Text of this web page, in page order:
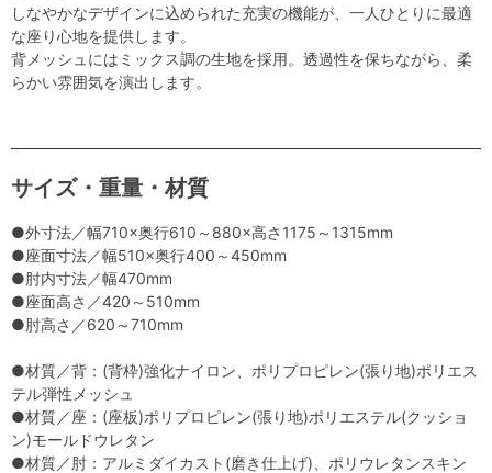
しなやかなデザインに込められた充実の機能が、一人ひとりに最適
な座り心地を提供します。
背メッシュにはミックス調の生地を採用。透過性を保ちながら、柔
らかい雰囲気を演出します。
サイズ・重量・材質
●外寸法／幅710×奥行610～880×高さ1175～1315mm
●座面寸法／幅510×奥行400～450mm
●肘内寸法／幅470mm
●座面高さ／420～510mm
●肘高さ／620～710mm
●材質／背：(背枠)強化ナイロン、ポリプロピレン(張り地)ポリエス
テル弾性メッシュ
●材質／座：(座板)ポリプロピレン(張り地)ポリエステル(クッショ
ン)モールドウレタン
●材質／肘：アルミダイカスト(磨き仕上げ)、ポリウレタンスキン